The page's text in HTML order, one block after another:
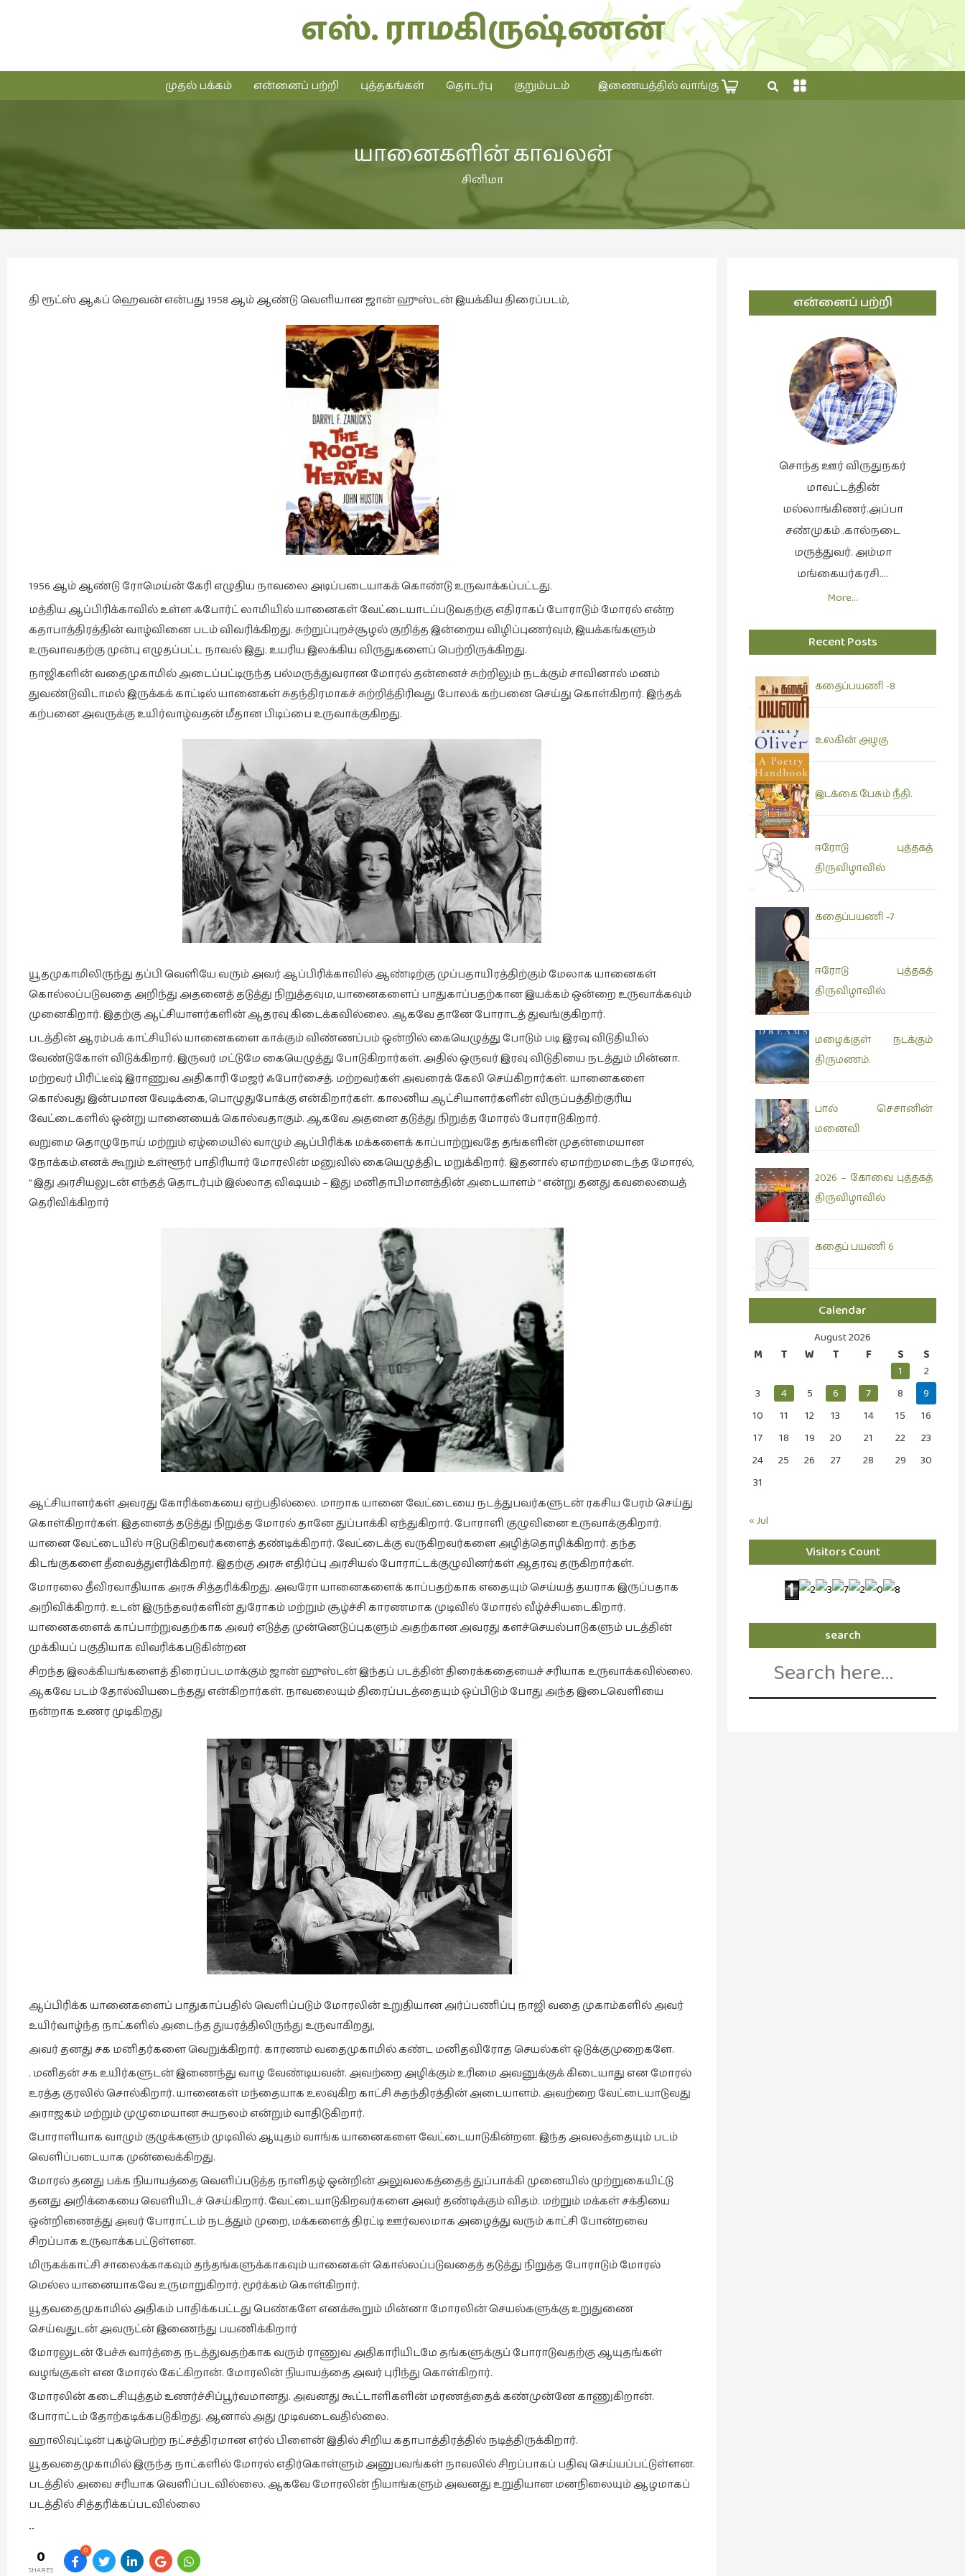
எஸ். ராமகிருஷ்ணன்
முதல் பக்கம் என்னைப் பற்றி புத்தகங்கள் தொடர்பு குறும்படம் இணையத்தில் வாங்கு
யானைகளின் காவலன்
சினிமா
தி ரூட்ஸ் ஆஃப் ஹெவன் என்பது 1958 ஆம் ஆண்டு வெளியான ஜான் ஹுஸ்டன் இயக்கிய திரைப்படம்,
1956 ஆம் ஆண்டு ரோமெய்ன் கேரி எழுதிய நாவலை அடிப்படையாகக் கொண்டு உருவாக்கப்பட்டது.
மத்திய ஆப்பிரிக்காவில் உள்ள ஃபோர்ட் லாமியில் யானைகள் வேட்டையாடப்படுவதற்கு எதிராகப் போராடும் மோரல் என்ற
கதாபாத்திரத்தின் வாழ்வினை படம் விவரிக்கிறது. சுற்றுப்புறச்சூழல் குறித்த இன்றைய விழிப்புணர்வும், இயக்கங்களும்
உருவாவதற்கு முன்பு எழுதப்பட்ட நாவல் இது. உயரிய இலக்கிய விருதுகளைப் பெற்றிருக்கிறது.
நாஜிகளின் வதைமுகாமில் அடைப்பட்டிருந்த பல்மருத்துவரான மோரல் தன்னைச் சுற்றிலும் நடக்கும் சாவினால் மனம்
துவண்டுவிடாமல் இருக்கக் காட்டில் யானைகள் சுதந்திரமாகச் சுற்றித்திரிவது போலக் கற்பனை செய்து கொள்கிறார். இந்தக்
கற்பனை அவருக்கு உயிர்வாழ்வதன் மீதான பிடிப்பை உருவாக்குகிறது.
யூதமுகாமிலிருந்து தப்பி வெளியே வரும் அவர் ஆப்பிரிக்காவில் ஆண்டிற்கு முப்பதாயிரத்திற்கும் மேலாக யானைகள்
கொல்லப்படுவதை அறிந்து அதனைத் தடுத்து நிறுத்தவும, யானைகளைப் பாதுகாப்பதற்கான இயக்கம் ஒன்றை உருவாக்கவும்
முனைகிறார். இதற்கு ஆட்சியாளர்களின் ஆதரவு கிடைக்கவில்லை. ஆகவே தானே போராடத் துவங்குகிறார்.
படத்தின் ஆரம்பக் காட்சியில் யானைகளை காக்கும் விண்ணப்பம் ஒன்றில் கையெழுத்து போடும் படி இரவு விடுதியில்
வேண்டுகோள் விடுக்கிறார். இருவர் மட்டுமே கையெழுத்து போடுகிறார்கள். அதில் ஒருவர் இரவு விடுதியை நடத்தும் மின்னா.
மற்றவர் பிரிட்டீஷ் இராணுவ அதிகாரி மேஜர் ஃபோர்சைத். மற்றவர்கள் அவரைக் கேலி செய்கிறார்கள். யானைகளை
கொல்வது இன்பமான வேடிக்கை, பொழுதுபோக்கு என்கிறார்கள். காலனிய ஆட்சியாளர்களின் விருப்பத்திற்குரிய
வேட்டைகளில் ஒன்று யானையைக் கொல்வதாகும். ஆகவே அதனை தடுத்து நிறுத்த மோரல் போராடுகிறார்.
வறுமை தொழுநோய் மற்றும் ஏழ்மையில் வாழும் ஆப்பிரிக்க மக்களைக் காப்பாற்றுவதே தங்களின் முதன்மையான
நோக்கம்.எனக் கூறும் உள்ளூர் பாதிரியார் மோரலின் மனுவில் கையெழுத்திட மறுக்கிறார். இதனால் ஏமாற்றமடைந்த மோரல்,
” இது அரசியலுடன் எந்தத் தொடர்பும் இல்லாத விஷயம் – இது மனிதாபிமானத்தின் அடையாளம் ” என்று தனது கவலையைத்
தெரிவிக்கிறார்
ஆட்சியாளர்கள் அவரது கோரிக்கையை ஏற்பதில்லை. மாறாக யானை வேட்டையை நடத்துபவர்களுடன் ரகசிய பேரம் செய்து
கொள்கிறார்கள். இதனைத் தடுத்து நிறுத்த மோரல் தானே துப்பாக்கி ஏந்துகிறார். போராளி குழுவினை உருவாக்குகிறார்.
யானை வேட்டையில் ஈடுபடுகிறவர்களைத் தண்டிக்கிறார். வேட்டைக்கு வருகிறவர்களை அழித்தொழிக்கிறார். தந்த
கிடங்குகளை தீவைத்துஎரிக்கிறார். இதற்கு அரசு எதிர்ப்பு அரசியல் போராட்டக்குழுவினர்கள் ஆதரவு தருகிறார்கள்.
மோரலை தீவிரவாதியாக அரசு சித்தரிக்கிறது. அவரோ யானைகளைக் காப்பதற்காக எதையும் செய்யத் தயராக இருப்பதாக
அறிவிக்கிறார். உடன் இருந்தவர்களின் துரோகம் மற்றும் சூழ்ச்சி காரணமாக முடிவில் மோரல் வீழ்ச்சியடைகிறார்.
யானைகளைக் காப்பாற்றுவதற்காக அவர் எடுத்த முன்னெடுப்புகளும் அதற்கான அவரது களச்செயல்பாடுகளும் படத்தின்
முக்கியப் பகுதியாக விவரிக்கபடுகின்றன
சிறந்த இலக்கியங்களைத் திரைப்படமாக்கும் ஜான் ஹுஸ்டன் இந்தப் படத்தின் திரைக்கதையைச் சரியாக உருவாக்கவில்லை.
ஆகவே படம் தோல்வியடைந்தது என்கிறார்கள். நாவலையும் திரைப்படத்தையும் ஒப்பிடும் போது அந்த இடைவெளியை
நன்றாக உணர முடிகிறது
ஆப்பிரிக்க யானைகளைப் பாதுகாப்பதில் வெளிப்படும் மோரலின் உறுதியான அர்ப்பணிப்பு நாஜி வதை முகாம்களில் அவர்
உயிர்வாழ்ந்த நாட்களில் அடைந்த துயரத்திலிருந்து உருவாகிறது,
அவர் தனது சக மனிதர்களை வெறுக்கிறார். காரணம் வதைமுகாமில் கண்ட மனிதவிரோத செயல்கள் ஒடுக்குமுறைகளே.
. மனிதன் சக உயிர்களுடன் இணைந்து வாழ வேண்டியவன். அவற்றை அழிக்கும் உரிமை அவனுக்குக் கிடையாது என மோரல்
உரத்த குரலில் சொல்கிறார். யானைகள் மந்தையாக உலவுகிற காட்சி சுதந்திரத்தின் அடையாளம். அவற்றை வேட்டையாடுவது
அராஜகம் மற்றும் முழுமையான சுயநலம் என்றும் வாதிடுகிறார்.
போராளியாக வாழும் குழுக்களும் முடிவில் ஆயுதம் வாங்க யானைகளை வேட்டையாடுகின்றன. இந்த அவலத்தையும் படம்
வெளிப்படையாக முன்வைக்கிறது.
மோரல் தனது பக்க நியாயத்தை வெளிப்படுத்த நாளிதழ் ஒன்றின் அலுவலகத்தைத் துப்பாக்கி முனையில் முற்றுகையிட்டு
தனது அறிக்கையை வெளியிடச் செய்கிறார். வேட்டையாடுகிறவர்களை அவர் தண்டிக்கும் விதம். மற்றும் மக்கள் சக்தியை
ஒன்றிணைத்து அவர் போராட்டம் நடத்தும் முறை, மக்களைத் திரட்டி ஊர்வலமாக அழைத்து வரும் காட்சி போன்றவை
சிறப்பாக உருவாக்கபட்டுள்ளன.
மிருகக்காட்சி சாலைக்காகவும் தந்தங்களுக்காகவும் யானைகள் கொல்லப்படுவதைத் தடுத்து நிறுத்த போராடும் மோரல்
மெல்ல யானையாகவே உருமாறுகிறார். மூர்க்கம் கொள்கிறார்.
யூதவதைமுகாமில் அதிகம் பாதிக்கபட்டது பெண்களே எனக்கூறும் மின்னா மோரலின் செயல்களுக்கு உறுதுணை
செய்வதுடன் அவருட்ன் இணைந்து பயணிக்கிறார்
மோரலுடன் பேச்சு வார்த்தை நடத்துவதற்காக வரும் ராணுவ அதிகாரியிடமே தங்களுக்குப் போராடுவதற்கு ஆயுதங்கள்
வழங்குகள் என மோரல் கேட்கிறான். மோரலின் நியாயத்தை அவர் புரிந்து கொள்கிறார்.
மோரலின் கடைசியுத்தம் உணர்ச்சிப்பூர்வமானது. அவனது கூட்டாளிகளின் மரணத்தைக் கண்முன்னே காணுகிறான்.
போராட்டம் தோற்கடிக்கபடுகிறது. ஆனால் அது முடிவடைவதில்லை.
ஹாலிவுட்டின் புகழ்பெற்ற நட்சத்திரமான எர்ல் பிளைன் இதில் சிறிய கதாபாத்திரத்தில் நடித்திருக்கிறார்.
யூதவதைமுகாமில் இருந்த நாட்களில் மோரல் எதிர்கொள்ளும் அனுபவங்கள் நாவலில் சிறப்பாகப் பதிவு செய்யப்பட்டுள்ளன.
படத்தில் அவை சரியாக வெளிப்படவில்லை. ஆகவே மோரலின் நியாங்களும் அவனது உறுதியான மனநிலையும் ஆழமாகப்
படத்தில் சித்தரிக்கப்படவில்லை
••
0
SHARES
0
என்னைப் பற்றி
சொந்த ஊர் விருதுநகர்
மாவட்டத்தின்
மல்லாங்கிணர்.அப்பா
சண்முகம் .கால்நடை
மருத்துவர். அம்மா
மங்கையர்கரசி….
More…
Recent Posts
கதைப்பயணி -8
உலகின் அழகு
இடக்கை பேசும் நீதி.
ஈரோடு புத்தகத்
திருவிழாவில்
கதைப்பயணி -7
ஈரோடு புத்தகத்
திருவிழாவில்
மழைக்குள் நடக்கும்
திருமணம்.
பால் செசானின்
மனைவி
2026 – கோவை புத்தகத்
திருவிழாவில்
கதைப் பயணி 6
Calendar
August 2026
M
T W T F S
S
1
2
3
4 5 6 7 8
9
10
11 12 13 14 15
16
17
18 19 20 21 22
23
24
25 26 27 28 29
30
31
« Jul
Visitors Count
search
Search